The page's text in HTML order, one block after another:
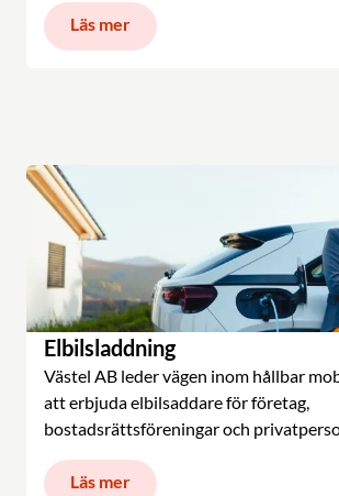
Läs mer
Elbilsladdning
Västel AB leder vägen inom hållbar
att erbjuda elbilsaddare för företag,
bostadsrättsföreningar och
Läs mer